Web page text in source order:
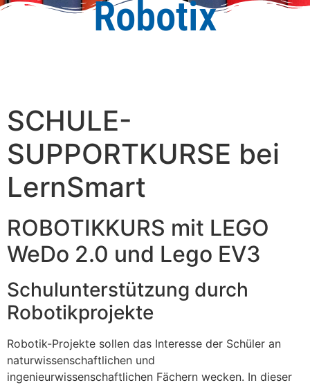
Robotix
SCHULE-
SUPPORTKURSE bei
LernSmart
ROBOTIKKURS mit LEGO
WeDo 2.0 und Lego EV3
Schulunterstützung durch
Robotikprojekte
Robotik-Projekte sollen das Interesse der Schüler an
naturwissenschaftlichen und
ingenieurwissenschaftlichen Fächern wecken. In dieser